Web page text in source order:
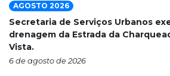
AGOSTO 2026
Secretaria de Serviços Urbanos
drenagem da Estrada da
Vista.
6 de agosto de 2026